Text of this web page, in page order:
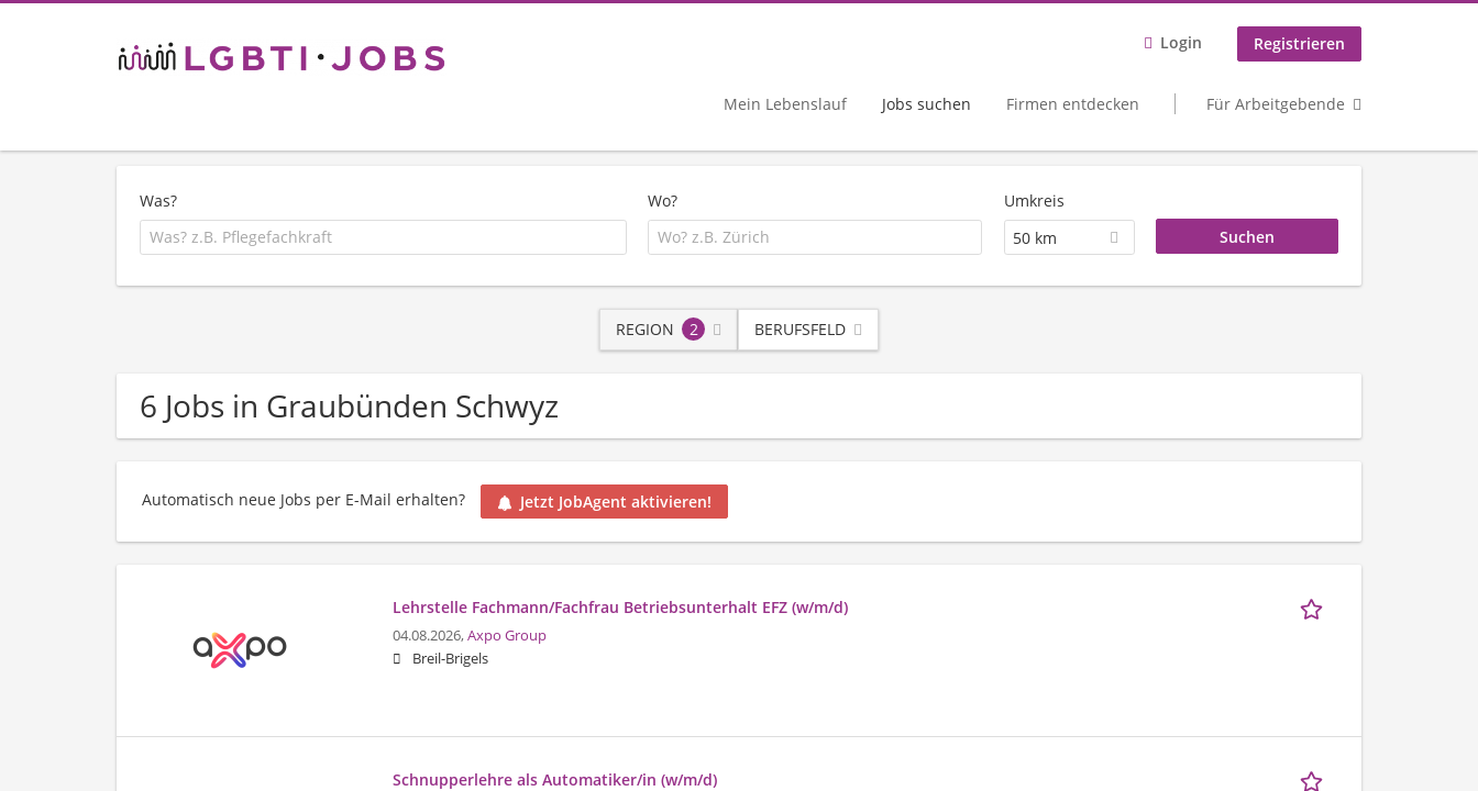
Login Registrieren
Mein Lebenslauf Jobs suchen Firmen entdecken Für Arbeitgebende
Was? Wo?
Umkreis
50 km
REGION 2 BERUFSFELD
6 Jobs in Graubünden Schwyz
Automatisch neue Jobs per E-Mail erhalten? Jetzt JobAgent aktivieren!
Lehrstelle Fachmann/Fachfrau Betriebsunterhalt EFZ (w/m/d)
04.08.2026,Axpo Group
Breil-Brigels
Schnupperlehre als Automatiker/in (w/m/d)